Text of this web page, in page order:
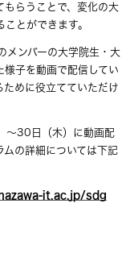
もらうことで、変化の大
とができます。
メンバーの大学院生・大
子を動画で配信してい
ために役立てていただけ
～30日（木）に動画配
の詳細については下記
it.ac.jp/sdg